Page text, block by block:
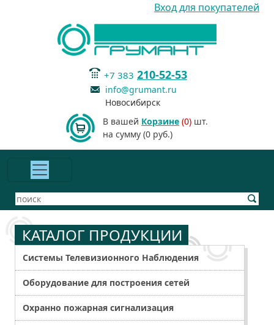
Вход для покупателей
+7 383 210-52-53
info@grumant.ru
Новосибирск
В вашей Корзине (0) шт.
на сумму (0 руб.)
КАТАЛОГ ПРОДУКЦИИ
Системы Телевизионного Наблюдения
Оборудование для построения сетей
Охранно пожарная сигнализация